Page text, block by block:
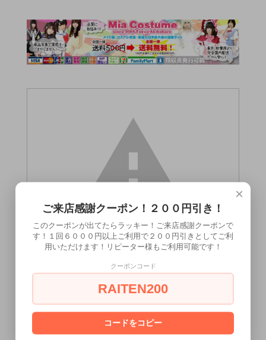
touch Pink ［コージータッチ ピンク］）
[ はい ] [ いいえ ]
×
ご来店感謝クーポン！２００円引き！
このクーポンが出てたらラッキー！ご来店感謝クーポンで
す！１回６０００円以上ご利用で２００円引きとしてご利
用いただけます！リピーター様もご利用可能です！
クーポンコード
RAITEN200
コードをコピー